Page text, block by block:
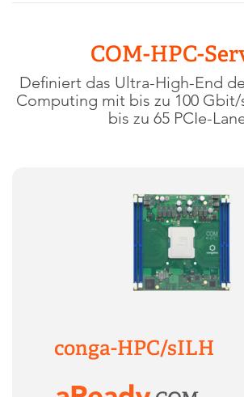
COM-HPC-
Definiert das Ultra-High-End
Computing mit bis zu 100
bis zu 65 PCIe-
conga-HPC/sILH